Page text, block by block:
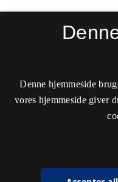
Denne hjemmeside
vores hjemmeside giver